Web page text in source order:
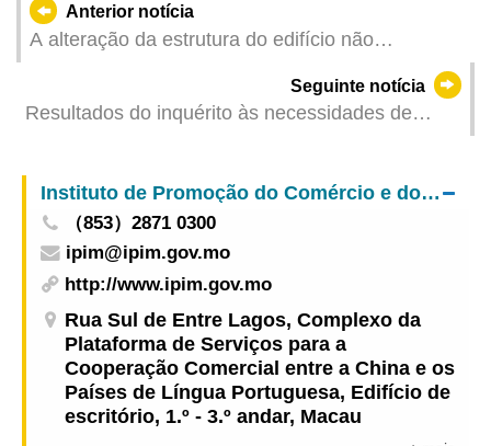
Anterior notícia
A alteração da estrutura do edifício não
proprietários proceder à respectiva demolição
Seguinte notícia
Resultados do inquérito às necessidades de
trimestre de 2024
Instituto de Promoção do Comércio e do Investimento
（853）2871 0300
ipim@ipim.gov.mo
http://www.ipim.gov.mo
Rua Sul de Entre Lagos, Complexo da
Plataforma de Serviços para a
Cooperação Comercial entre a China e os
Países de Língua Portuguesa, Edifício de
escritório, 1.º - 3.º andar, Macau